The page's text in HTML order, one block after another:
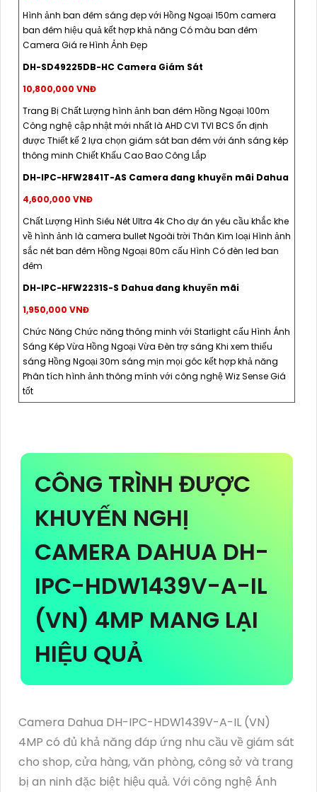
Hình ảnh ban đêm sáng đẹp với Hồng Ngoại 150m camera
ban đêm hiệu quả kết hợp khả năng Có màu ban đêm
Camera Giá re Hình Ảnh Đẹp
DH-SD49225DB-HC Camera Giám Sát
10,800,000 VNĐ
Trang Bị Chất Lượng hình ảnh ban đêm Hồng Ngoại 100m
Công nghệ cập nhật mới nhất là AHD CVI TVI BCS ổn định
được Thiết kế 2 lựa chọn giám sát ban đêm với ánh sáng kép
thông minh Chiết Khấu Cao Bao Công Lắp
DH-IPC-HFW2841T-AS Camera đang khuyến mãi Dahua
4,600,000 VNĐ
Chất Lượng Hình Siêu Nét Ultra 4k Cho dự án yêu cầu khắc khe
về hình ảnh là camera bullet Ngoài trời Thân Kim loại Hình ảnh
sắc nét ban đêm Hồng Ngoại 80m cấu Hình Có đèn led ban
đêm
DH-IPC-HFW2231S-S Dahua đang khuyến mãi
1,950,000 VNĐ
Chức Năng Chức năng thông minh với Starlight cấu Hình Ánh
Sáng Kép Vừa Hồng Ngoại Vừa Đèn trợ sáng Khi xem thiếu
sáng Hồng Ngoại 30m sáng mịn mọi góc kết hợp khả năng
Phân tích hình ảnh thông mính với công nghệ Wiz Sense Giá
tốt
CÔNG TRÌNH ĐƯỢC
KHUYẾN NGHỊ
CAMERA DAHUA DH-
IPC-HDW1439V-A-IL
(VN) 4MP MANG LẠI
HIỆU QUẢ
Camera Dahua DH-IPC-HDW1439V-A-IL (VN)
4MP có đủ khả năng đáp ứng nhu cầu về giám sát
cho shop, cửa hàng, văn phòng, công sở và trang
bị an ninh đặc biệt hiệu quả. Với công nghệ Ánh